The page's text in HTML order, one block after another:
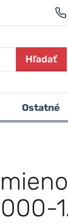
Hľadať
Ostatné